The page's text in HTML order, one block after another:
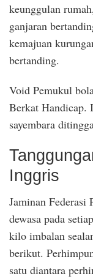
keunggulan
ganjaran
kemajuan
bertanding.
Void Pemukul
Berkat Handicap.
sayembara
Inggris
Jaminan Federasi
dewasa pada
kilo imbalan
berikut.
satu diantara